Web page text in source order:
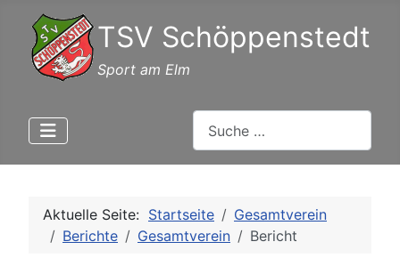
TSV Schöppenstedt
Sport am Elm
Aktuelle Seite: Startseite
Gesamtverein
Berichte
Gesamtverein Bericht